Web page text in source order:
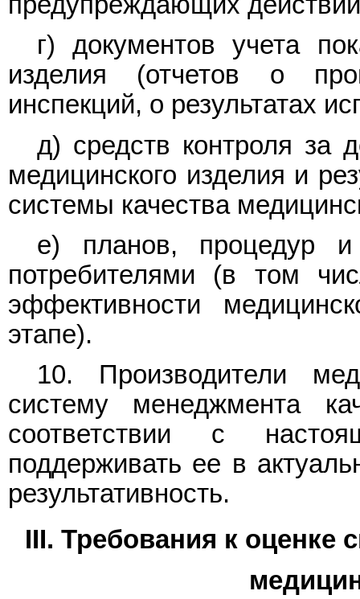
г) документов учета
изделия (отчетов о
инспекций, о результатах
д) средств контроля за
медицинского изделия и
системы качества
е) планов, процедур и
потребителями (в том
эффективности
этапе).
10. Производители
систему менеджмента
соответствии с
поддерживать ее в
результативность.
III. Требования к оценке